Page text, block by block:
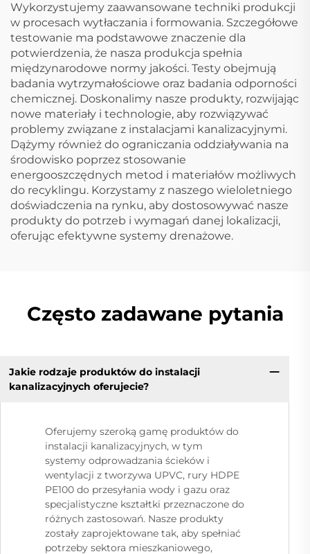
Wykorzystujemy zaawansowane techniki produkcji
w procesach wytłaczania i formowania. Szczegółowe
testowanie ma podstawowe znaczenie dla
potwierdzenia, że nasza produkcja spełnia
międzynarodowe normy jakości. Testy obejmują
badania wytrzymałościowe oraz badania odporności
chemicznej. Doskonalimy nasze produkty, rozwijając
nowe materiały i technologie, aby rozwiązywać
problemy związane z instalacjami kanalizacyjnymi.
Dążymy również do ograniczania oddziaływania na
środowisko poprzez stosowanie
energooszczędnych metod i materiałów możliwych
do recyklingu. Korzystamy z naszego wieloletniego
doświadczenia na rynku, aby dostosowywać nasze
produkty do potrzeb i wymagań danej lokalizacji,
oferując efektywne systemy drenażowe.
Często zadawane pytania
Jakie rodzaje produktów do instalacji
kanalizacyjnych oferujecie?
Oferujemy szeroką gamę produktów do
instalacji kanalizacyjnych, w tym
systemy odprowadzania ścieków i
wentylacji z tworzywa UPVC, rury HDPE
PE100 do przesyłania wody i gazu oraz
specjalistyczne kształtki przeznaczone do
różnych zastosowań. Nasze produkty
zostały zaprojektowane tak, aby spełniać
potrzeby sektora mieszkaniowego,